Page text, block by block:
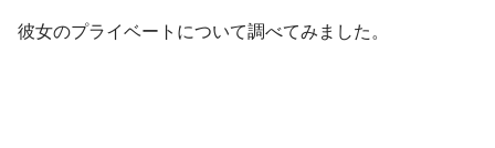
彼女のプライベートについて調べてみました。